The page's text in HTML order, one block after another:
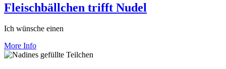
Fleischbällchen trifft Nudel
Ich wünsche einen
More Info